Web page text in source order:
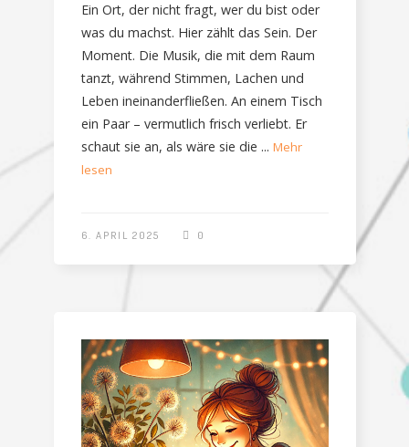
Ein Ort, der nicht fragt, wer du bist oder
was du machst. Hier zählt das Sein. Der
Moment. Die Musik, die mit dem Raum
tanzt, während Stimmen, Lachen und
Leben ineinanderfließen. An einem Tisch
ein Paar – vermutlich frisch verliebt. Er
schaut sie an, als wäre sie die ... Mehr
lesen
6. APRIL 2025 0